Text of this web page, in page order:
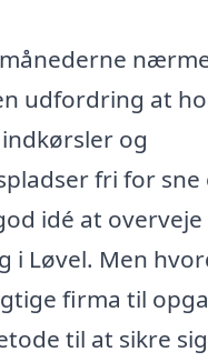
udfordring at
og
fri for sne
idé at
i Løvel. Men
firma til
til at sikre